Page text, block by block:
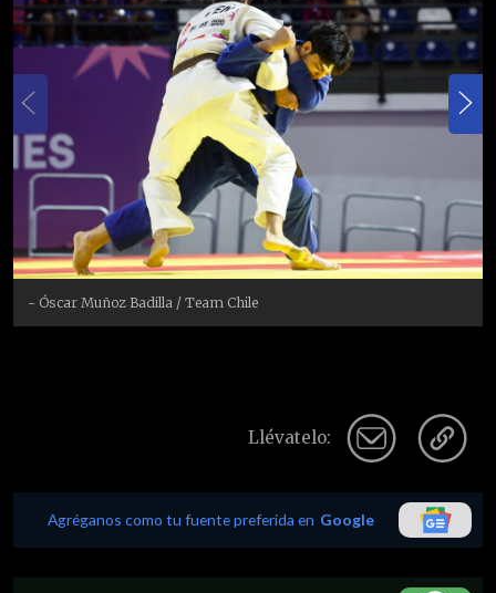
- Óscar Muñoz Badilla / Team Chile
Llévatelo:
Agréganos como tu fuente preferida en Google